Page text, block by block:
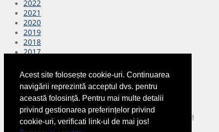
Acest site folosește cookie-uri. Continuarea
navigării reprezintă acceptul dvs. pentru
această folosință. Pentru mai multe detalii
privind gestionarea preferințelor privind
cookie-uri, verificati link-ul de mai jos!
2022
2021
2020
2019
2018
2017
2015
2014
2013
2012
Copyright © 2026Finante AziToate drepturile rezervate!